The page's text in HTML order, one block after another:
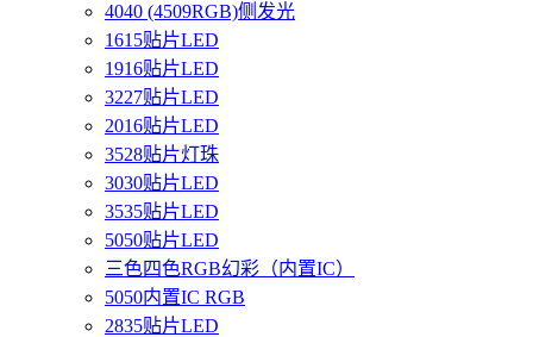
4040 (4509RGB)侧发光
1615贴片LED
1916贴片LED
3227贴片LED
2016贴片LED
3528贴片灯珠
3030贴片LED
3535贴片LED
5050贴片LED
三色四色RGB幻彩（内置IC）
5050内置IC RGB
2835贴片LED